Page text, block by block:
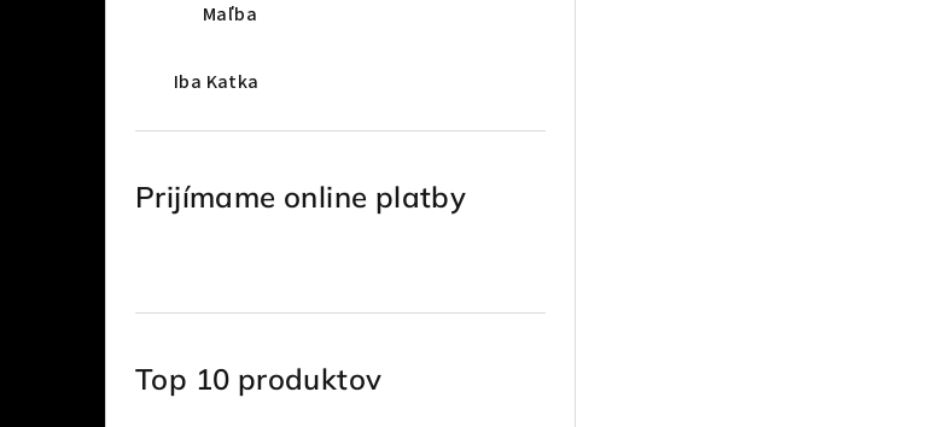
Maľba
Iba Katka
Prijímame online platby
Top 10 produktov